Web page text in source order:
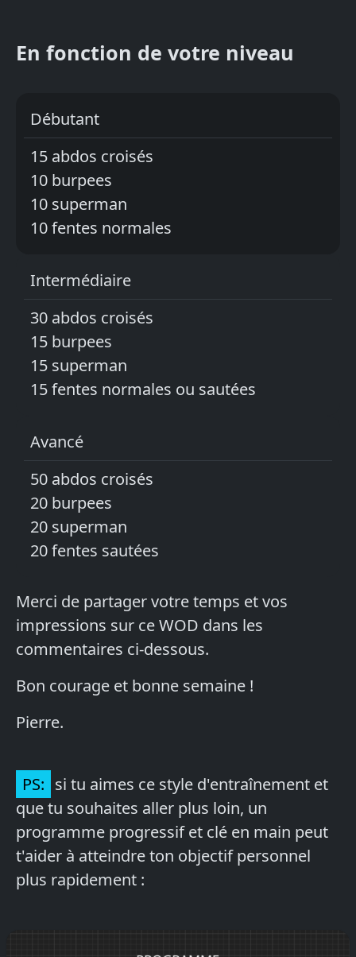
En fonction de votre niveau
Débutant
15 abdos croisés
10 burpees
10 superman
10 fentes normales
Intermédiaire
30 abdos croisés
15 burpees
15 superman
15 fentes normales ou sautées
Avancé
50 abdos croisés
20 burpees
20 superman
20 fentes sautées
Merci de partager votre temps et vos
impressions sur ce WOD dans les
commentaires ci-dessous.
Bon courage et bonne semaine !
Pierre.
PS: si tu aimes ce style d'entraînement et
que tu souhaites aller plus loin, un
programme progressif et clé en main peut
t'aider à atteindre ton objectif personnel
plus rapidement :